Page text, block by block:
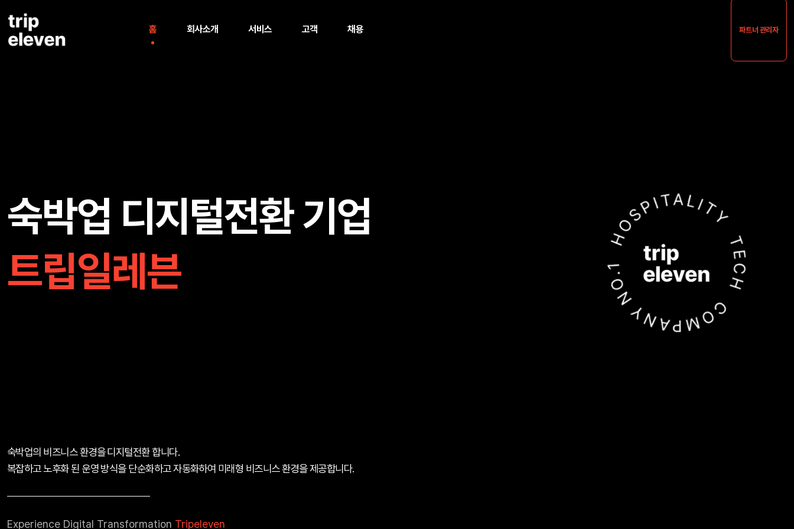
홈 회사소개 서비스 고객 채용 파트너 관리자
숙박업 디지털전환 기업
트립일레븐
숙박업의 비즈니스 환경을 디지털전환 합니다.
복잡하고 노후화 된 운영 방식을 단순화하고 자동화하여 미래형 비즈니스 환경을 제공합니다.
Experience Digital Transformation Tripeleven